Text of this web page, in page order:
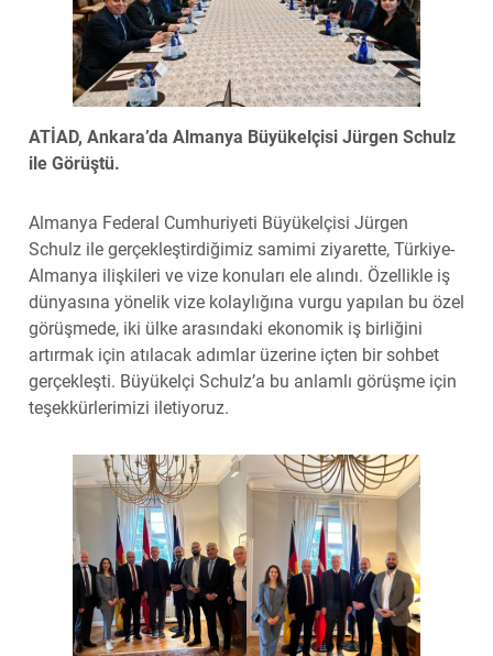
ATİAD, Ankara’da Almanya Büyükelçisi Jürgen Schulz
ile Görüştü.
Almanya Federal Cumhuriyeti Büyükelçisi Jürgen
Schulz ile gerçekleştirdiğimiz samimi ziyarette, Türkiye-
Almanya ilişkileri ve vize konuları ele alındı. Özellikle iş
dünyasına yönelik vize kolaylığına vurgu yapılan bu özel
görüşmede, iki ülke arasındaki ekonomik iş birliğini
artırmak için atılacak adımlar üzerine içten bir sohbet
gerçekleşti. Büyükelçi Schulz’a bu anlamlı görüşme için
teşekkürlerimizi iletiyoruz.